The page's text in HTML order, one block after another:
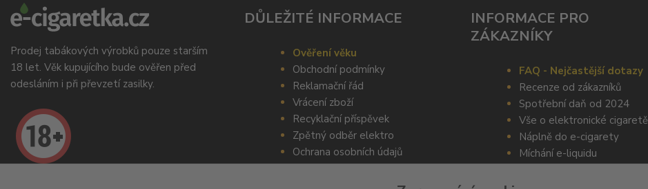
Prodej tabákových výrobků pouze starším
18 let. Věk kupujícího bude ověřen před
odesláním i při převzetí zasilky.
DŮLEŽITÉ INFORMACE
Ověření věku
Obchodní podmínky
Reklamační řád
Vrácení zboží
Recyklační příspěvek
Zpětný odběr elektro
Ochrana osobních údajů
INFORMACE PRO
ZÁKAZNÍKY
FAQ - Nejčastější dotazy
Recenze od zákazníků
Spotřební daň od 2024
Vše o elektronické cigaretě
Náplně do e-cigarety
Míchání e-liquidu